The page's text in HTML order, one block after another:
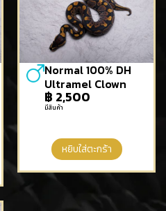
Normal 100% DH
Ultramel Clown
฿ 2,500
มีสินค้า
หยิบใส่ตะกร้า